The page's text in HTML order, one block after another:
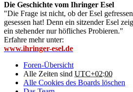
Die Geschichte vom Ihringer Esel
"Die Frage ist nicht, ob der Esel
gesessen hat! Denn ein sitzender Esel
ein stehender nur höfliches Probieren."
Erfahre mehr unter:
www.ihringer-esel.de
Foren-Übersicht
Alle Zeiten sind UTC+02:00
Alle Cookies des Boards löschen